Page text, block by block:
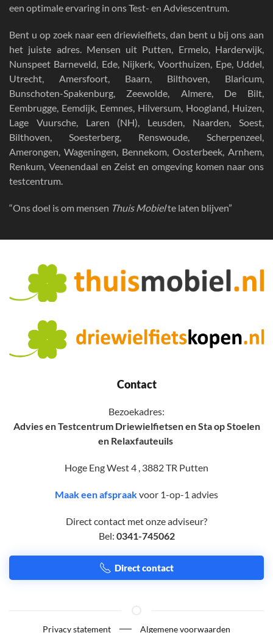
een optimale ervaring in ons Test- en Adviescentrum.
Bent u op zoek naar een driewielfiets, dan bent u bij ons aan
het juiste adres. Mensen uit Putten, Ermelo, Harderwijk,
Nunspeet Barneveld, Ede, Nijkerk, Voorthuizen, Epe, Uddel,
Utrecht, Amersfoort, Baarn, Bilthoven, Blaricum,
Bunschoten-Spakenburg, Zeewolde, Almere, De Bilt,
Eembrugge, Eemdijk, Eemnes, Hilversum, Hoogland, Huizen,
Lage Vuursche, Laren (NH), Leusden, Naarden, Soest,
Bilthoven, Soesterberg, Renswoude, Scherpenzeel,
Amerongen, Wageningen, Bennekom, Oosterbeek, Arnhem,
Renkum, Veenendaal en Zeist en omgeving komen naar ons
testcentrum.
“Ons doel is om mensen Thuis Mobielte laten blijven”
Contact
Bezoekadres:
Advies en Testcentrum Driewielfietsen en Sta op Stoelen
en Relaxfauteuils
Hoge Eng West 4 , 3882 TR Putten
Maak een afspraakvoor 1-op-1 advies
Direct contact met onze adviseur?
Bel: 0341-745062
Direct contact
Privacy statement Algemene voorwaarden